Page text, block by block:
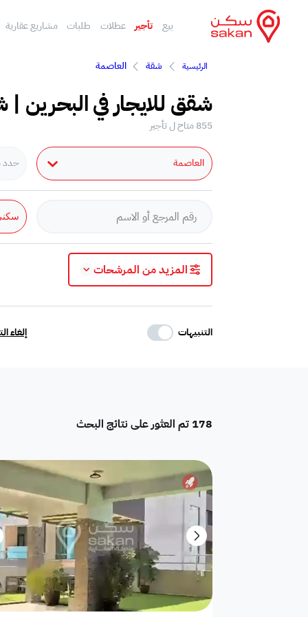
بيع تأجير عطلات طلبات مشاريع عقارية
الرئيسية شقة العاصمة
شقق للايجار في البحرين |
855 متاح ل تأجير
العاصمة حدد
المزيد من المرشحات
حدد وسائل الراحة
هدام أرض سكنية
فيلا فاخرة تاون هاوس
التنبيهات إلغاء
178 تم العثور على نتائج البحث